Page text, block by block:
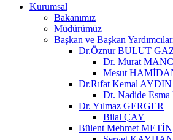
Kurumsal
Bakanımız
Müdürümüz
Başkan ve Başkan
Dr.Öznur BULUT
Dr. Murat
Mesut
Dr.Rıfat Kemal AYDIN
Dt. Nadide
Dr. Yılmaz GERGER
Bilal ÇAY
Bülent Mehmet METİN